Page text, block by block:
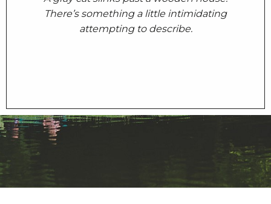
There’s something a little intimidating
attempting to describe.